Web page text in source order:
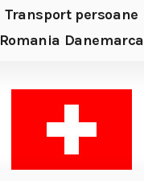
Transport persoane
Romania Danemarca